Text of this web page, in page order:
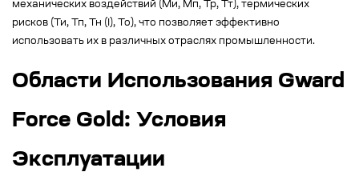
механических воздействий (Ми, Мп, Тр, Тт), термических
рисков (Ти, Тп, Тн (I), То), что позволяет эффективно
использовать их в различных отраслях промышленности.
Области Использования Gward
Force Gold: Условия
Эксплуатации